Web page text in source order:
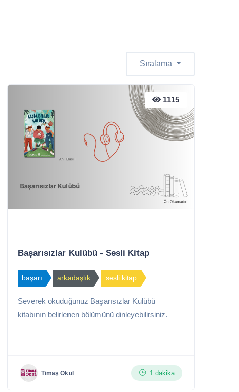
Sıralama
1115
Başarısızlar Kulübü - Sesli Kitap
başarı arkadaşlık sesli kitap
Severek okuduğunuz Başarısızlar Kulübü
kitabının belirlenen bölümünü dinleyebilirsiniz.
Timaş Okul 1 dakika